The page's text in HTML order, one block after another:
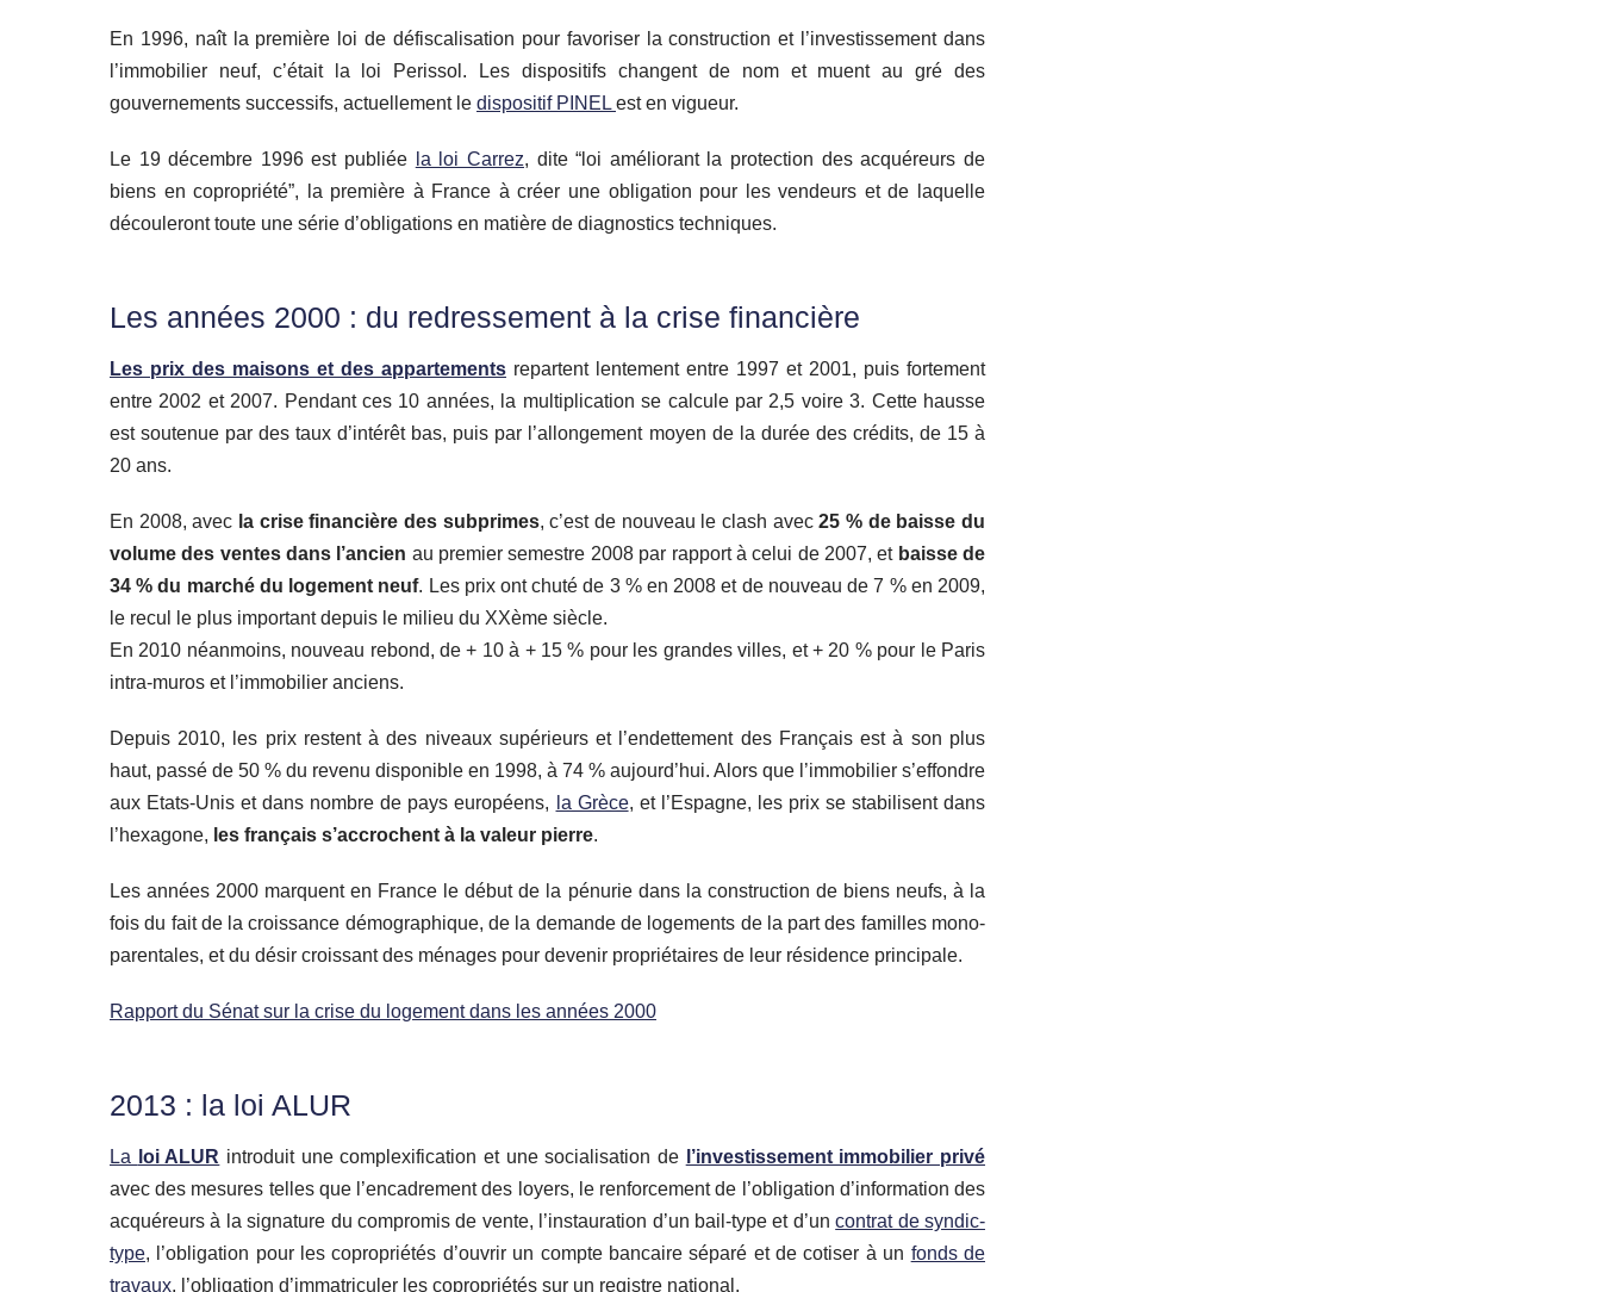
En 1996, naît la première loi de défiscalisation pour favoriser la construction et l’investissement dans
l’immobilier neuf, c’était la loi Perissol. Les dispositifs changent de nom et muent au gré des
gouvernements successifs, actuellement le dispositif PINEL est en vigueur.
Le 19 décembre 1996 est publiée la loi Carrez, dite “loi améliorant la protection des acquéreurs de
biens en copropriété”, la première à France à créer une obligation pour les vendeurs et de laquelle
découleront toute une série d’obligations en matière de diagnostics techniques.
Les années 2000 : du redressement à la crise financière
Les prix des maisons et des appartements repartent lentement entre 1997 et 2001, puis fortement
entre 2002 et 2007. Pendant ces 10 années, la multiplication se calcule par 2,5 voire 3. Cette hausse
est soutenue par des taux d’intérêt bas, puis par l’allongement moyen de la durée des crédits, de 15 à
20 ans.
En 2008, avec la crise financière des subprimes, c’est de nouveau le clash avec25 % de baisse du
volume des ventes dans l’ancien au premier semestre 2008 par rapport à celui de 2007, et baisse de
34 % du marché du logement neuf. Les prix ont chuté de 3 % en 2008 et de nouveau de 7 % en 2009,
le recul le plus important depuis le milieu du XXème siècle.
En 2010 néanmoins, nouveau rebond, de + 10 à + 15 % pour les grandes villes, et + 20 % pour le Paris
intra-muros et l’immobilier anciens.
Depuis 2010, les prix restent à des niveaux supérieurs et l’endettement des Français est à son plus
haut, passé de 50 % du revenu disponible en 1998, à 74 % aujourd’hui. Alors que l’immobilier s’effondre
aux Etats-Unis et dans nombre de pays européens,
la Grèce, et l’Espagne, les prix se stabilisent dans
l’hexagone, les français s’accrochent à la valeur pierre.
Les années 2000 marquent en France le début de la pénurie dans la construction de biens neufs, à la
fois du fait de la croissance démographique, de la demande de logements de la part des familles mono-
parentales, et du désir croissant des ménages pour devenir propriétaires de leur résidence principale.
Rapport du Sénat sur la crise du logement dans les années 2000
2013 : la loi ALUR
La loi ALUR introduit une complexification et une socialisation de
l’investissement immobilier privé
avec des mesures telles que l’encadrement des loyers, le renforcement de l’obligation d’information des
acquéreurs à la signature du compromis de vente, l’instauration d’un bail-type et d’uncontrat de syndic-
type, l’obligation pour les copropriétés d’ouvrir un compte bancaire séparé et de cotiser à un fonds de
travaux, l’obligation d’immatriculer les copropriétés sur un registre national.